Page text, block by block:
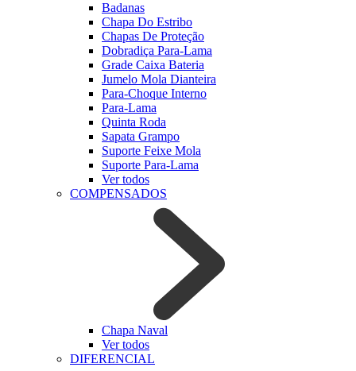
Badanas
Chapa Do Estribo
Chapas De Proteção
Dobradiça Para-Lama
Grade Caixa Bateria
Jumelo Mola Dianteira
Para-Choque Interno
Para-Lama
Quinta Roda
Sapata Grampo
Suporte Feixe Mola
Suporte Para-Lama
Ver todos
COMPENSADOS
Chapa Naval
Ver todos
DIFERENCIAL